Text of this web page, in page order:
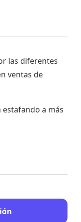
las diferentes
ventas de
a más